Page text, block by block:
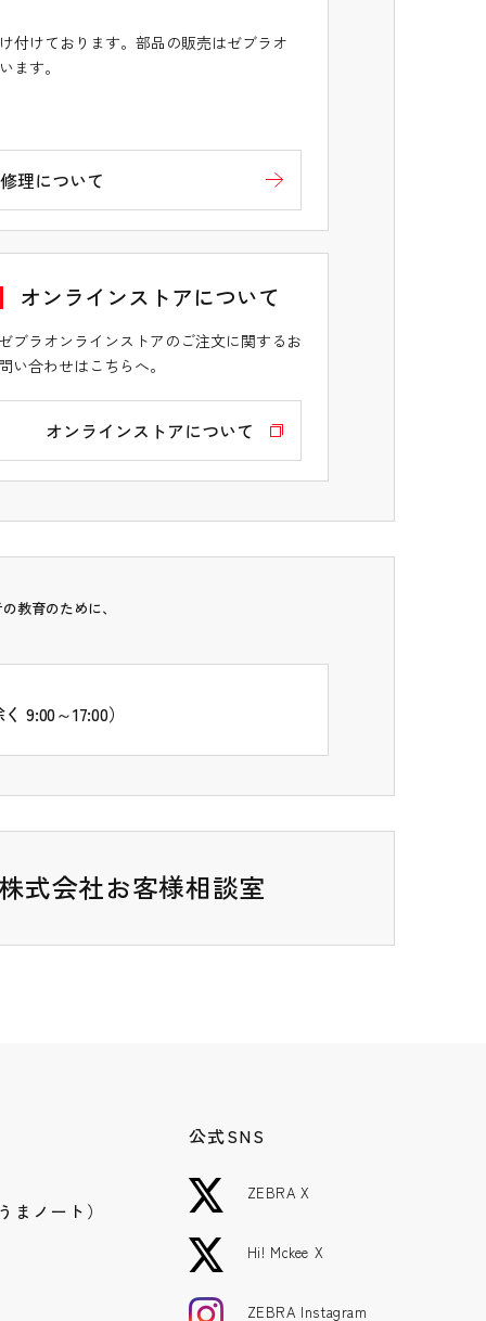
付けております。部品の販売はゼブラオ
ます。
修理について
オンラインストアについて
ブラオンラインストアのご注文に関するお
い合わせはこちらへ。
オンラインストアについて
教育のために、
9:00～17:00）
式会社お客様相談室
まノート）
公式SNS
ZEBRA X
Hi! Mckee X
ZEBRA Instagram